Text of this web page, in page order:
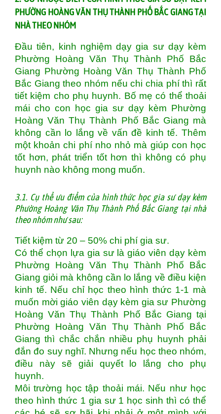
PHƯỜNG HOÀNG VĂN THỤ THÀNH PHỐ BẮC GIANG TẠI
NHÀ THEO NHÓM
Đầu tiên, kinh nghiệm dạy gia sư dạy kèm
Phường Hoàng Văn Thụ Thành Phố Bắc
Giang Phường Hoàng Văn Thụ Thành Phố
Bắc Giang theo nhóm nếu chi chia phí thì rất
tiết kiệm cho phụ huynh. Bố mẹ có thể thoải
mái cho con học gia sư dạy kèm Phường
Hoàng Văn Thụ Thành Phố Bắc Giang mà
không cần lo lắng về vấn đề kinh tế. Thêm
một khoản chi phí nho nhỏ mà giúp con học
tốt hơn, phát triển tốt hơn thì không có phụ
huynh nào không mong muốn.
3.1. Cụ thể ưu điểm của hình thức học gia sư dạy kèm
Phường Hoàng Văn Thụ Thành Phố Bắc Giang tại nhà
theo nhóm như sau:
Tiết kiệm từ 20 – 50% chi phí gia sư.
Có thể chọn lựa gia sư là giáo viên dạy kèm
Phường Hoàng Văn Thụ Thành Phố Bắc
Giang giỏi mà không cần lo lắng về điều kiện
kinh tế. Nếu chỉ học theo hình thức 1-1 mà
muốn mời giáo viên dạy kèm gia sư Phường
Hoàng Văn Thụ Thành Phố Bắc Giang tại
Phường Hoàng Văn Thụ Thành Phố Bắc
Giang thì chắc chắn nhiều phụ huynh phải
đắn đo suy nghĩ. Nhưng nếu học theo nhóm,
điều này sẽ giải quyết lo lắng cho phụ
huynh.
Môi trường học tập thoải mái. Nếu như học
theo hình thức 1 gia sư 1 học sinh thì có thể